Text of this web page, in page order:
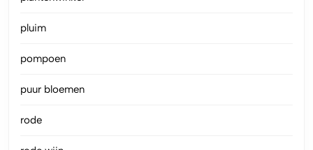
pluim
pompoen
puur bloemen
rode